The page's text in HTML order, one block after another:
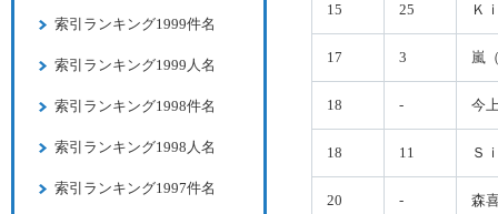
15 25 Ｋ
17 3 嵐
18 - 今
18 11 Ｓ
20 - 森
索引ランキング1999件名
索引ランキング1999人名
索引ランキング1998件名
索引ランキング1998人名
索引ランキング1997件名